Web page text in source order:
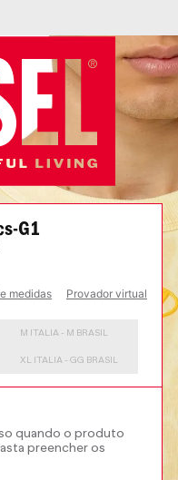
G1
Provador virtual
medidas
M ITALIA - M BRASIL
XL ITALIA - GG BRASIL